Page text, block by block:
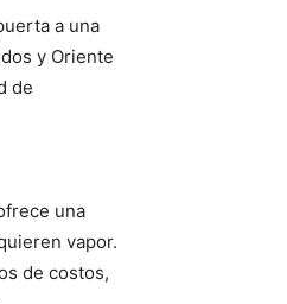
a una
y Oriente
de
una
vapor.
de costos,